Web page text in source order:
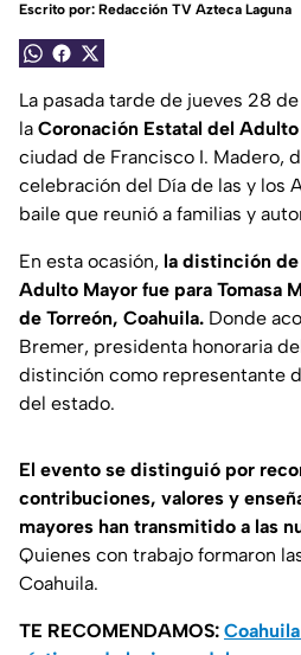
Escrito por: Redacción TV Azteca Laguna
La pasada tarde de jueves 28
la Coronación Estatal del
ciudad de Francisco I. Madero,
celebración del Día de las y los
baile que reunió a familias y
En esta ocasión, la distinción de
Adulto Mayor fue para Tomasa
de Torreón, Coahuila. Donde
Bremer, presidenta honoraria
distinción como representante
del estado.
El evento se distinguió por
contribuciones, valores y
mayores han transmitido a las
Quienes con trabajo formaron
Coahuila.
TE RECOMENDAMOS: